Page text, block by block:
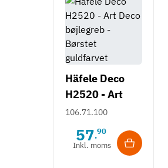
Häfele Deco
H2520 - Art
Deco bøjlegreb
- Børstet
guldfarvet
106.71.100
57,90
Inkl. moms